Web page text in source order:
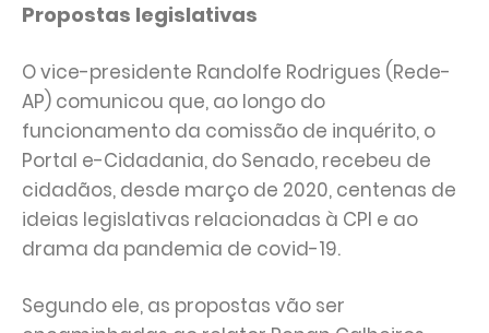
Propostas legislativas
O vice-presidente Randolfe Rodrigues (Rede-
AP) comunicou que, ao longo do
funcionamento da comissão de inquérito, o
Portal e-Cidadania, do Senado, recebeu de
cidadãos, desde março de 2020, centenas de
ideias legislativas relacionadas à CPI e ao
drama da pandemia de covid-19.
Segundo ele, as propostas vão ser